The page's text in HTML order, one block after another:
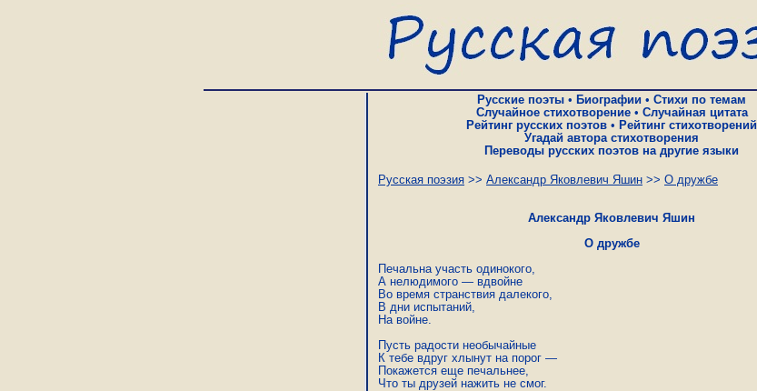
Русские поэты • Биографии • Стихи по темам
Случайное стихотворение• Случайная цитата
Рейтинг русских поэтов • Рейтинг стихотворений
Угадай автора стихотворения
Переводы русских поэтов на другие языки
Русская поэзия >> Александр Яковлевич Яшин >> О дружбе
Александр Яковлевич Яшин
О дружбе
Печальна участь одинокого,
А нелюдимого — вдвойне
Во время странствия далекого,
В дни испытаний,
На войне.
Пусть радости необычайные
К тебе вдруг хлынут на порог —
Покажется еще печальнее,
Что ты друзей нажить не смог.